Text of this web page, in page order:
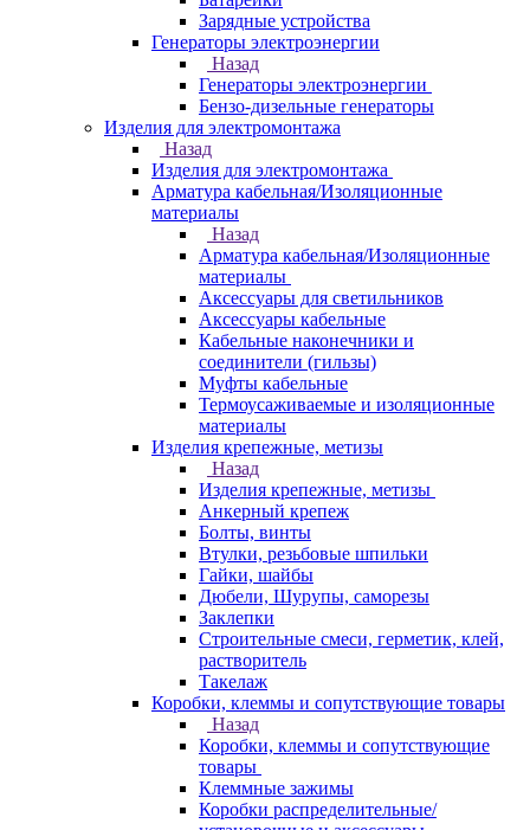
Зарядные устройства
Генераторы электроэнергии
Назад
Генераторы электроэнергии
Бензо-дизельные генераторы
Изделия для электромонтажа
Назад
Изделия для электромонтажа
Арматура кабельная/Изоляционные
материалы
Назад
Арматура кабельная/Изоляционные
материалы
Аксессуары для светильников
Аксессуары кабельные
Кабельные наконечники и
соединители (гильзы)
Муфты кабельные
Термоусаживаемые и изоляционные
материалы
Изделия крепежные, метизы
Назад
Изделия крепежные, метизы
Анкерный крепеж
Болты, винты
Втулки, резьбовые шпильки
Гайки, шайбы
Дюбели, Шурупы, саморезы
Заклепки
Строительные смеси, герметик, клей,
растворитель
Такелаж
Коробки, клеммы и сопутствующие товары
Назад
Коробки, клеммы и сопутствующие
товары
Клеммные зажимы
Коробки распределительные/